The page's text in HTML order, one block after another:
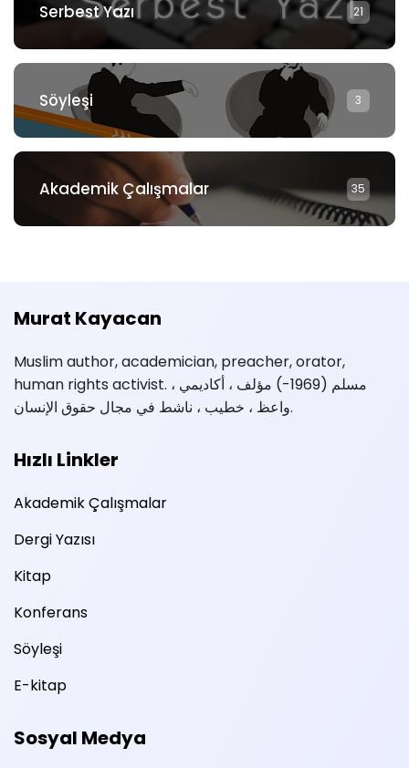
Serbest Yazı 21
Söyleşi 3
Akademik Çalışmalar 35
Murat Kayacan
Muslim author, academician, preacher, orator,
human rights activist. مسلم (1969-) مؤلف ، أكاديمي ،
واعظ ، خطيب ، ناشط في مجال حقوق الإنسان.
Hızlı Linkler
Akademik Çalışmalar
Dergi Yazısı
Kitap
Konferans
Söyleşi
E-kitap
Sosyal Medya